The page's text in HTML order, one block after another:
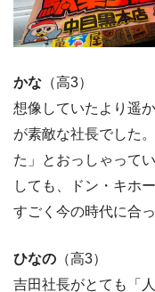
かな （高3）
想像していたより遥
が素敵な社長でした
た」とおっしゃって
しても、ドン・キホ
すごく今の時代に合
ひなの （高3）
吉田社長がとても「